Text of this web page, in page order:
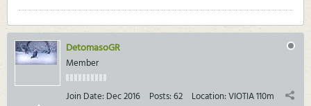
DetomasoGR
Member
Join Date: Dec 2016 Posts:62 Location:VIOTIA 110m